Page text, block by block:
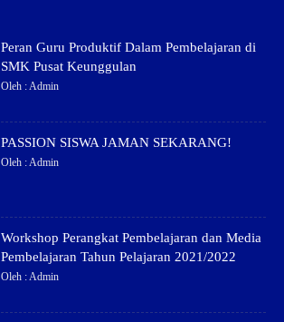
Peran Guru Produktif Dalam Pembelajaran di
SMK Pusat Keunggulan
Oleh : Admin
PASSION SISWA JAMAN SEKARANG!
Oleh : Admin
Workshop Perangkat Pembelajaran dan Media
Pembelajaran Tahun Pelajaran 2021/2022
Oleh : Admin